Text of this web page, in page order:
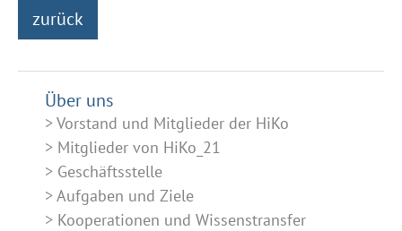
zurück
Über uns
Vorstand und Mitglieder der HiKo
Mitglieder von HiKo_21
Geschäftsstelle
Aufgaben und Ziele
Kooperationen und Wissenstransfer